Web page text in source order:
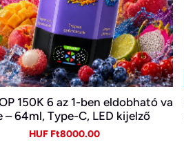
150K 6 az 1-ben eldobható va
– 64ml, Type-C, LED kijelző
Sale
HUF Ft8000.00